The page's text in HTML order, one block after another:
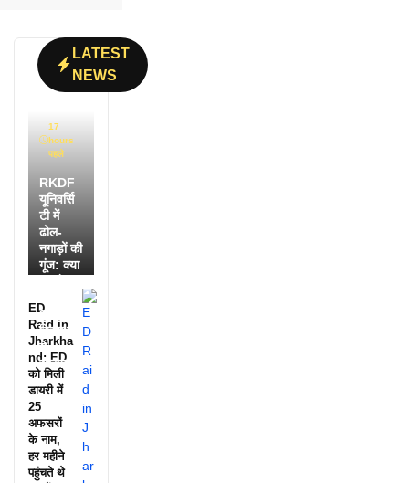
LATEST
NEWS
17
hours
पहले
RKDF
यूनिवर्सि
टी में
ढोल-
नगाड़ों की
गूंज: क्या
आदिवासी
दिवस की
ये
झलक?
ED
Raid in
Jharkha
nd: ED
को मिली
डायरी में
25
अफसरों
के नाम,
हर महीने
पहुंचते थे